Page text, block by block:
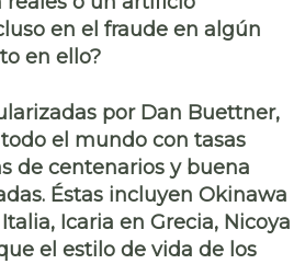
en el fraude en algún
en ello?
por Dan Buettner,
el mundo con tasas
de centenarios y buena
. Éstas incluyen Okinawa
Icaria en Grecia, Nicoya
el estilo de vida de los